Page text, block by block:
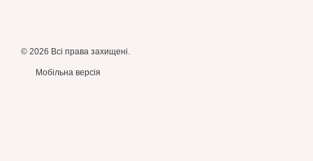
© 2026 Всі права захищені.
Мобільна версія